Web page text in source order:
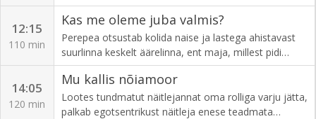
ebatavaline paar satub alatihti kõiksugu probleemide
ja sekelduste keskele. 2009
12:15
110 min
Kas me oleme juba valmis?
Perepea otsustab kolida naise ja lastega ahistavast
suurlinna keskelt äärelinna, ent maja, millest pidi
saama nende unistuste kodu, kipub ümbert ära
lagunema! 2007
14:05
120 min
Mu kallis nõiamoor
Lootes tundmatut näitlejannat oma rolliga varju jätta,
palkab egotsentrikust näitleja enese teadmata